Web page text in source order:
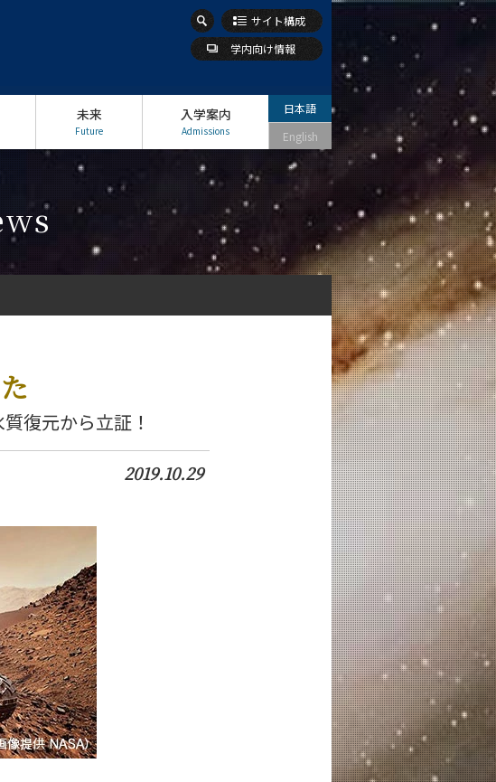
サイト構成
学内向け情報
未来
Future
入学案内
Admissions
日本語
English
復元から立証！
2019.10.29